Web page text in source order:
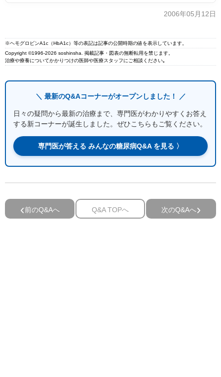
2006年05月12日
※ヘモグロビンA1c（HbA1c）等の表記は記事の公開時期の値を表示しています。
Copyright ©1996-2026 soshinsha. 掲載記事・図表の無断転用を禁じます。
治療や療養についてかかりつけの医師や医療スタッフにご相談ください｡
＼ 最新のQ&Aコーナーがオープンしました！ ／
日々の疑問から最新の治療まで、専門医がわかりやすくお答え
する新コーナーが誕生しました。ぜひこちらもご覧ください。
専門医が答える みんなの糖尿病Q&A を見る 〉
前のQ&Aへ Q&A TOPへ 次のQ&Aへ